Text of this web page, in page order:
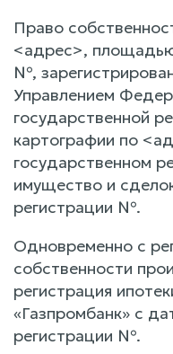
Право
<адрес>,
№,
Управлением
государственной
картографии по
государственном
имущество и
регистрации №.
Одновременно с
собственности
регистрация
«Газпромбанк» с
регистрации №.